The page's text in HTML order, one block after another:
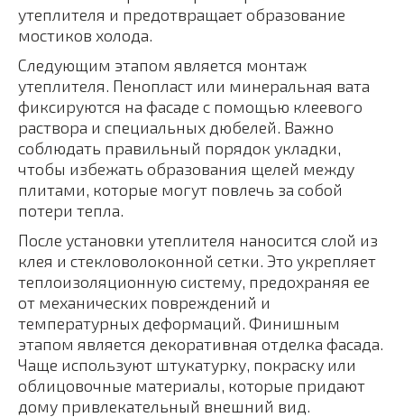
утеплителя и предотвращает образование
мостиков холода.
Следующим этапом является монтаж
утеплителя. Пенопласт или минеральная вата
фиксируются на фасаде с помощью клеевого
раствора и специальных дюбелей. Важно
соблюдать правильный порядок укладки,
чтобы избежать образования щелей между
плитами, которые могут повлечь за собой
потери тепла.
После установки утеплителя наносится слой из
клея и стекловолоконной сетки. Это укрепляет
теплоизоляционную систему, предохраняя ее
от механических повреждений и
температурных деформаций. Финишным
этапом является декоративная отделка фасада.
Чаще используют штукатурку, покраску или
облицовочные материалы, которые придают
дому привлекательный внешний вид.